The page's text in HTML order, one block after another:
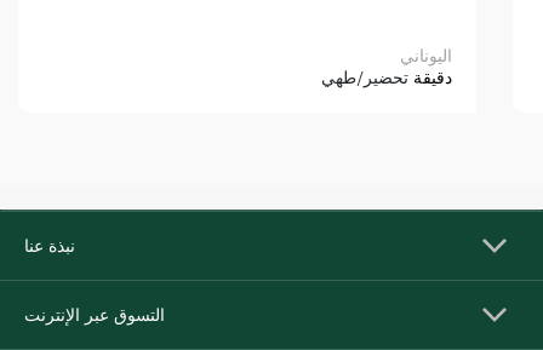
اليوناني
دقيقة تحضير/طهي
نبذة عنا
التسوق عبر الإنترنت